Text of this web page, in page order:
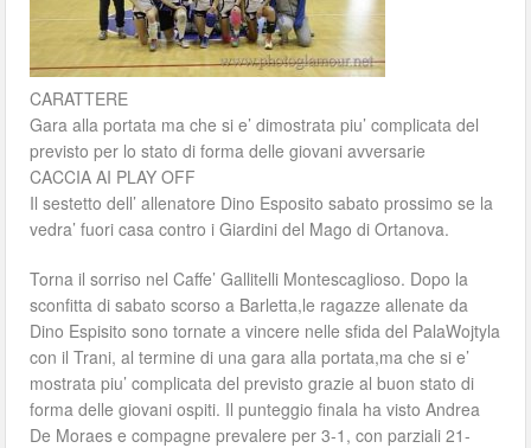
CARATTERE
Gara alla portata ma che si e’ dimostrata piu’ complicata del
previsto per lo stato di forma delle giovani avversarie
CACCIA AI PLAY OFF
Il sestetto dell’ allenatore Dino Esposito sabato prossimo se la
vedra’ fuori casa contro i Giardini del Mago di Ortanova.
Torna il sorriso nel Caffe’ Gallitelli Montescaglioso. Dopo la
sconfitta di sabato scorso a Barletta,le ragazze allenate da
Dino Espisito sono tornate a vincere nelle sfida del PalaWojtyla
con il Trani, al termine di una gara alla portata,ma che si e’
mostrata piu’ complicata del previsto grazie al buon stato di
forma delle giovani ospiti. Il punteggio finala ha visto Andrea
De Moraes e compagne prevalere per 3-1, con parziali 21-